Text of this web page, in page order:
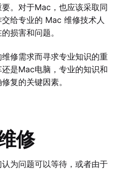
。对于Mac，也应该采取同
给专业的 Mac 维修技术人
损害和问题。
修需求而寻求专业知识的重
是Mac电脑，专业的知识和
复的关键因素。
修
为问题可以等待，或者由于